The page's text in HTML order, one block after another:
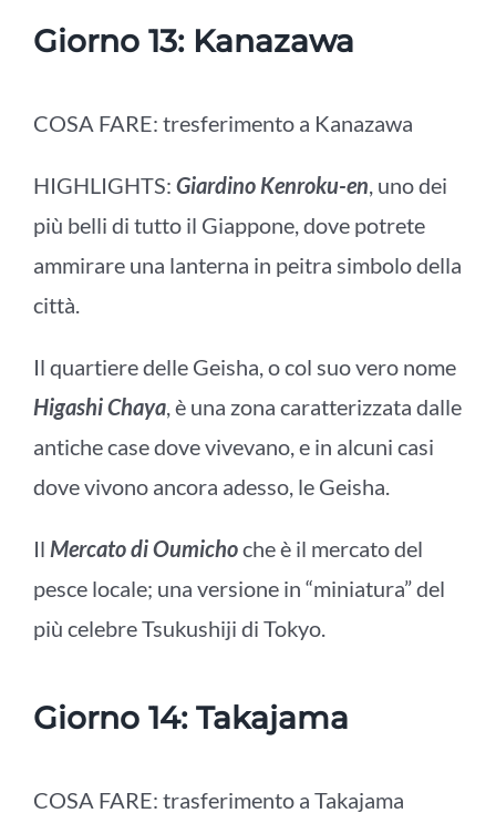
Giorno 13: Kanazawa
COSA FARE: tresferimento a Kanazawa
HIGHLIGHTS: Giardino Kenroku-en, uno dei
più belli di tutto il Giappone, dove potrete
ammirare una lanterna in peitra simbolo della
città.
Il quartiere delle Geisha, o col suo vero nome
Higashi Chaya, è una zona caratterizzata dalle
antiche case dove vivevano, e in alcuni casi
dove vivono ancora adesso, le Geisha.
Il Mercato di Oumichoche è il mercato del
pesce locale; una versione in “miniatura” del
più celebre Tsukushiji di Tokyo.
Giorno 14: Takajama
COSA FARE: trasferimento a Takajama